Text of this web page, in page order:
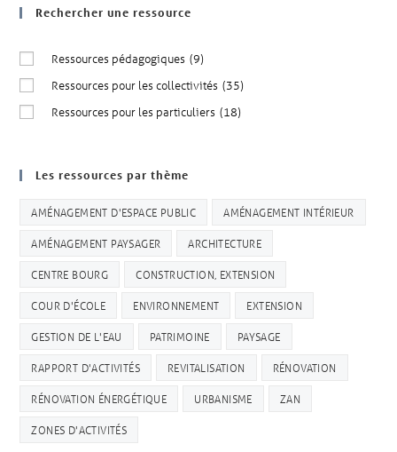
Rechercher une ressource
Ressources pédagogiques (9)
Ressources pour les collectivités (35)
Ressources pour les particuliers (18)
Les ressources par thème
AMÉNAGEMENT D'ESPACE PUBLIC AMÉNAGEMENT INTÉRIEUR
AMÉNAGEMENT PAYSAGER ARCHITECTURE
CENTRE BOURG CONSTRUCTION, EXTENSION
COUR D'ÉCOLE ENVIRONNEMENT EXTENSION
GESTION DE L'EAU PATRIMOINE PAYSAGE
RAPPORT D'ACTIVITÉS REVITALISATION RÉNOVATION
RÉNOVATION ÉNERGÉTIQUE URBANISME ZAN
ZONES D'ACTIVITÉS